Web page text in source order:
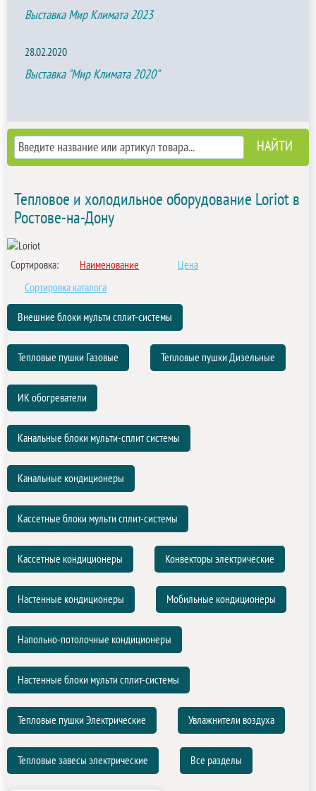
Выставка Мир Климата 2023
28.02.2020
Выставка "Мир Климата 2020"
Тепловое и холодильное оборудование Loriot в
Ростове-на-Дону
Сортировка: Наименование
Цена
Сортировка каталога
Внешние блоки мульти сплит-системы
Тепловые пушки Газовые Тепловые пушки Дизельные
ИК обогреватели
Канальные блоки мульти-сплит системы
Канальные кондиционеры
Кассетные блоки мульти сплит-системы
Кассетные кондиционеры Конвекторы электрические
Настенные кондиционеры Мобильные кондиционеры
Напольно-потолочные кондиционеры
Настенные блоки мульти сплит-системы
Тепловые пушки Электрические Увлажнители воздуха
Тепловые завесы электрические Все разделы